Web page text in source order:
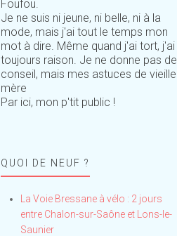
Foufou.
Je ne suis ni jeune, ni belle, ni à la
mode, mais j'ai tout le temps mon
mot à dire. Même quand j'ai tort, j'ai
toujours raison. Je ne donne pas de
conseil, mais mes astuces de vieille
mère
Par ici, mon p'tit public !
QUOI DE NEUF ?
La Voie Bressane à vélo : 2 jours
entre Chalon-sur-Saône et Lons-le-
Saunier